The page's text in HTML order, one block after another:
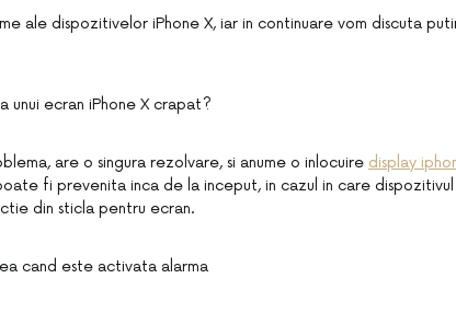
ale dispozitivelor iPhone X, iar in continuare vom discuta
unui ecran iPhone X crapat?
are o singura rezolvare, si anume o inlocuire display
fi prevenita inca de la inceput, in cazul in care
din sticla pentru ecran.
cand este activata alarma